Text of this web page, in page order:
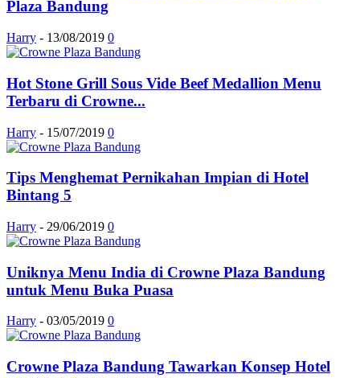
Plaza Bandung
Harry - 13/08/2019 0
Hot Stone Grill Sous Vide Beef Medallion Menu
Terbaru di Crowne...
Harry - 15/07/2019 0
Tips Menghemat Pernikahan Impian di Hotel
Bintang 5
Harry - 29/06/2019 0
Uniknya Menu India di Crowne Plaza Bandung
untuk Menu Buka Puasa
Harry - 03/05/2019 0
Crowne Plaza Bandung Tawarkan Konsep Hotel